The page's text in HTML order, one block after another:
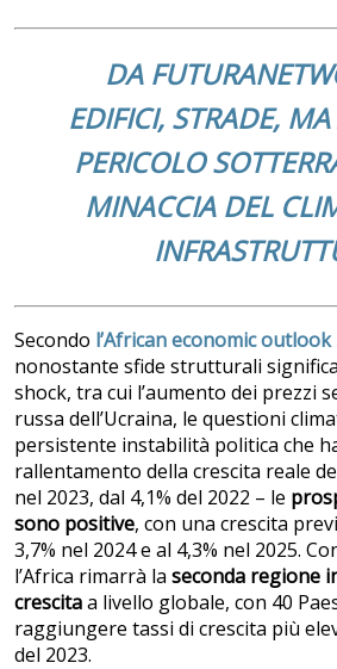
DA
EDIFICI, STRADE,
PERICOLO
MINACCIA DEL
Secondo l’African economic outlook
nonostante sfide strutturali
shock, tra cui l’aumento dei prezzi
russa dell’Ucraina, le questioni
persistente instabilità politica che
rallentamento della crescita reale
nel 2023, dal 4,1% del 2022 – le
sono positive, con una crescita
3,7% nel 2024 e al 4,3% nel 2025.
l’Africa rimarrà la seconda regione
crescitaa livello globale, con 40
raggiungere tassi di crescita più
del 2023.